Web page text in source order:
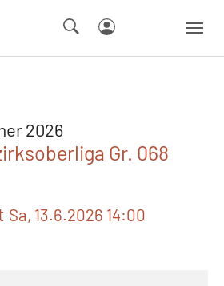
2026
Gr. 068
Sa, 13.6.2026 14:00